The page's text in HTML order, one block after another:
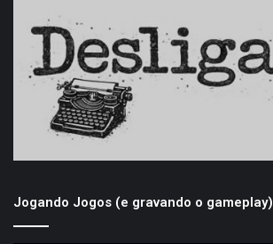
Jogando Jogos (e gravando o gameplay)